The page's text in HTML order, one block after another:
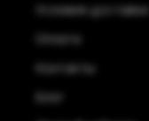
Условия доставки
Оплата
Контакты
Блог